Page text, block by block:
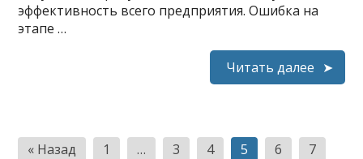
эффективность всего предприятия. Ошибка на
этапе …
Читать далее
Пагинация
« Назад 1 … 3 4 5 6 7